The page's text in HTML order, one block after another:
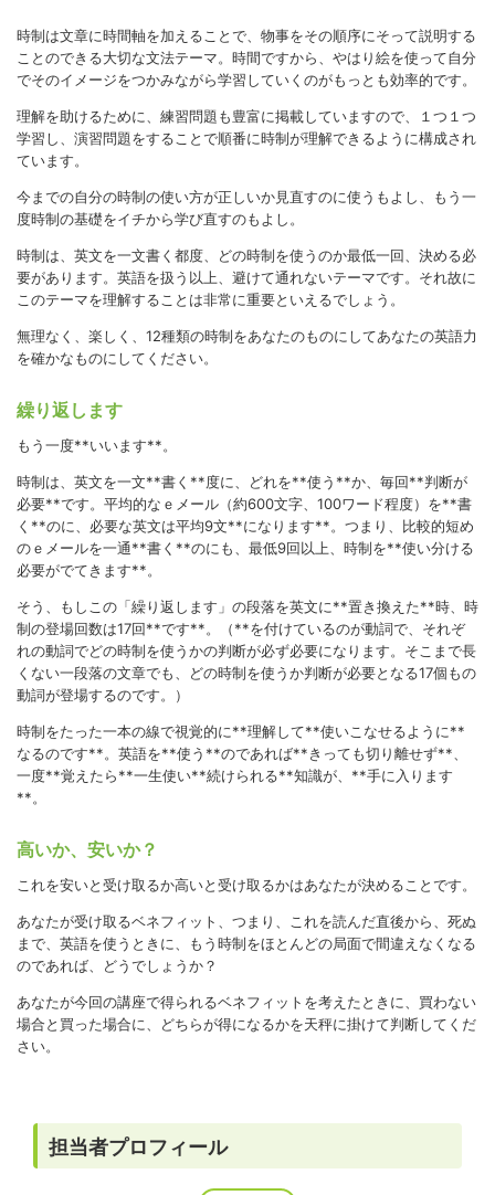
時制は文章に時間軸を加えることで、物事をその順序にそって説明する
ことのできる大切な文法テーマ。時間ですから、やはり絵を使って自分
でそのイメージをつかみながら学習していくのがもっとも効率的です。
理解を助けるために、練習問題も豊富に掲載していますので、１つ１つ
学習し、演習問題をすることで順番に時制が理解できるように構成され
ています。
今までの自分の時制の使い方が正しいか見直すのに使うもよし、もう一
度時制の基礎をイチから学び直すのもよし。
時制は、英文を一文書く都度、どの時制を使うのか最低一回、決める必
要があります。英語を扱う以上、避けて通れないテーマです。それ故に
このテーマを理解することは非常に重要といえるでしょう。
無理なく、楽しく、12種類の時制をあなたのものにしてあなたの英語力
を確かなものにしてください。
繰り返します
もう一度**いいます**。
時制は、英文を一文**書く**度に、どれを**使う**か、毎回**判断が
必要**です。平均的なｅメール（約600文字、100ワード程度）を**書
く**のに、必要な英文は平均9文**になります**。つまり、比較的短め
のｅメールを一通**書く**のにも、最低9回以上、時制を**使い分ける
必要がでてきます**。
そう、もしこの「繰り返します」の段落を英文に**置き換えた**時、時
制の登場回数は17回**です**。（**を付けているのが動詞で、それぞ
れの動詞でどの時制を使うかの判断が必ず必要になります。そこまで長
くない一段落の文章でも、どの時制を使うか判断が必要となる17個もの
動詞が登場するのです。）
時制をたった一本の線で視覚的に**理解して**使いこなせるように**
なるのです**。英語を**使う**のであれば**きっても切り離せず**、
一度**覚えたら**一生使い**続けられる**知識が、**手に入ります
**。
高いか、安いか？
これを安いと受け取るか高いと受け取るかはあなたが決めることです。
あなたが受け取るベネフィット、つまり、これを読んだ直後から、死ぬ
まで、英語を使うときに、もう時制をほとんどの局面で間違えなくなる
のであれば、どうでしょうか？
あなたが今回の講座で得られるベネフィットを考えたときに、買わない
場合と買った場合に、どちらが得になるかを天秤に掛けて判断してくだ
さい。
担当者プロフィール